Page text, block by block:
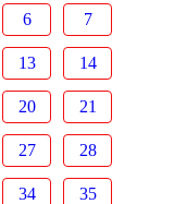
6 7
13 14
20 21
27 28
34 35